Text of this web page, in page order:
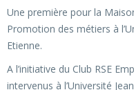
Une première pour la
Promotion des métiers à
Etienne.
A l’initiative du Club RSE
intervenus à l’Université